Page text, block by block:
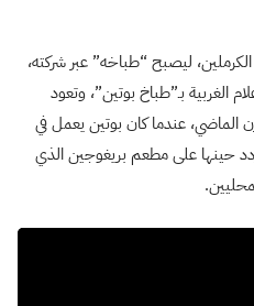
الكرملين، ليصبح “طباخه” عبر شركته،
الغربية بـ”طباخ بوتين”، وتعود
الماضي، عندما كان بوتين يعمل في
حينها على مطعم بريغوجين الذي